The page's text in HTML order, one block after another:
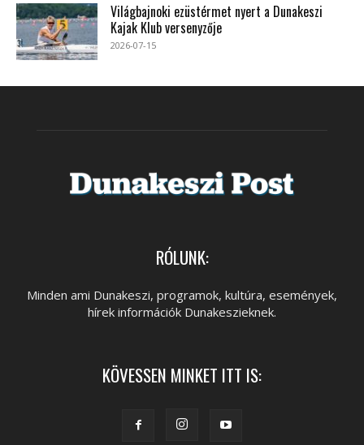
Világbajnoki ezüstérmet nyert a Dunakeszi
Kajak Klub versenyzője
2026-07-15
RÓLUNK:
Minden ami Dunakeszi, programok, kultúra, események,
hírek információk Dunakeszieknek.
KÖVESSEN MINKET ITT IS: